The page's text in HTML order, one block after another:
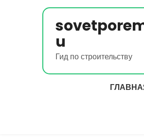
u
Гид по строительству